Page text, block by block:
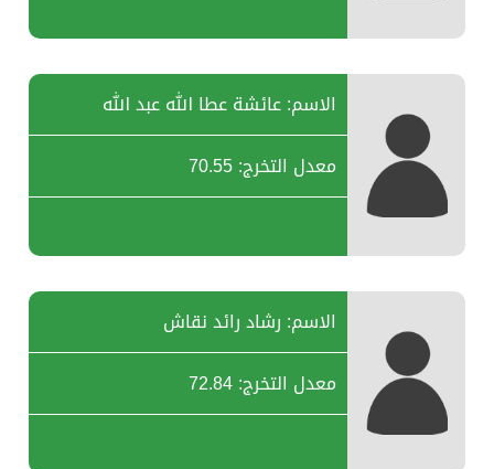
الاسم: عائشة عطا الله عبد الله
معدل التخرج: 70.55
الاسم: رشاد رائد نقاش
معدل التخرج: 72.84